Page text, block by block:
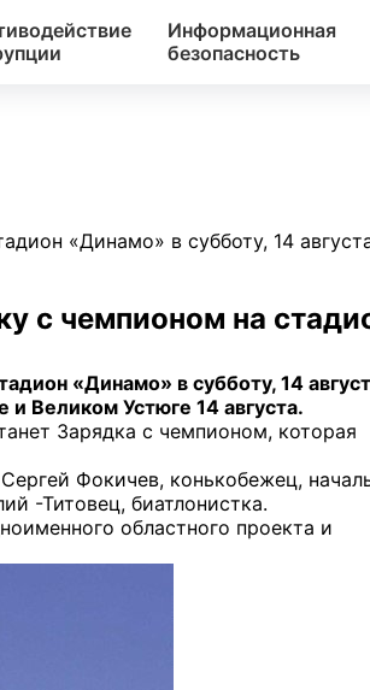
Информационная
безопасность
«Динамо» в субботу, 14
с чемпионом на
«Динамо» в субботу, 14
Великом Устюге 14 августа.
Зарядка с чемпионом, которая
Фокичев, конькобежец,
-Титовец, биатлонистка.
областного проекта и